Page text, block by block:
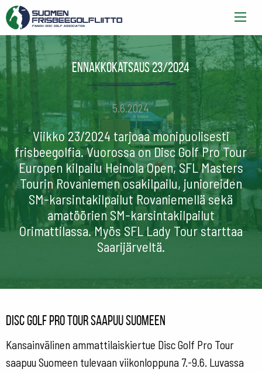
Ennakkokatsaus 23/2024
5.6.2024
Viikko 23/2024 tarjoaa monipuolisesti
frisbeegolfia. Vuorossa on Disc Golf Pro Tour
Europen kilpailu Heinola Open, SFL Masters
Tourin Rovaniemen osakilpailu, junioreiden
SM-karsintakilpailut Rovaniemellä sekä
amatöörien SM-karsintakilpailut
Orimattilassa. Myös SFL Lady Tour starttaa
Saarijärveltä.
Disc Golf Pro Tour saapuu Suomeen
Kansainvälinen ammattilaiskiertue Disc Golf Pro Tour
saapuu Suomeen tulevaan viikonloppuna 7.-9.6. Luvassa